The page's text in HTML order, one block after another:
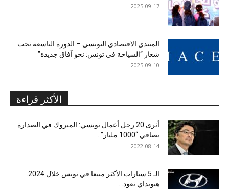
2025-09-17
المنتدى الاقتصادي التونسي – الدورة التاسعة تحت
شعار “السياحة في تونس: نحو آفاق جديدة”
2025-09-10
الأكثر قراءة
أثرى 20 رجل أعمال تونسي: المبروك في الصدارة
بصافي “1000 مليار”...
2022-08-14
هيونداي تعود...